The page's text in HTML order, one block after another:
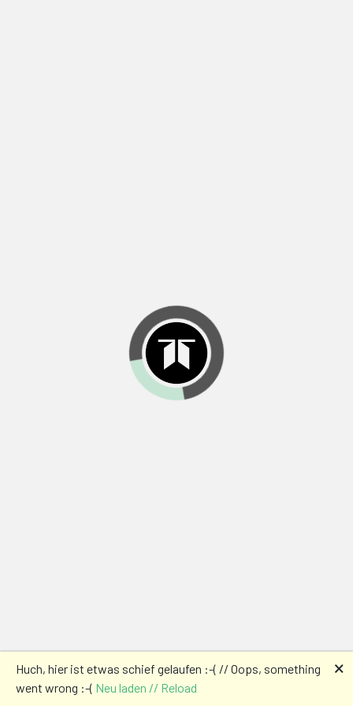
Huch, hier ist etwas schief gelaufen :-( // Oops, something
went wrong :-( Neu laden // Reload
🗙